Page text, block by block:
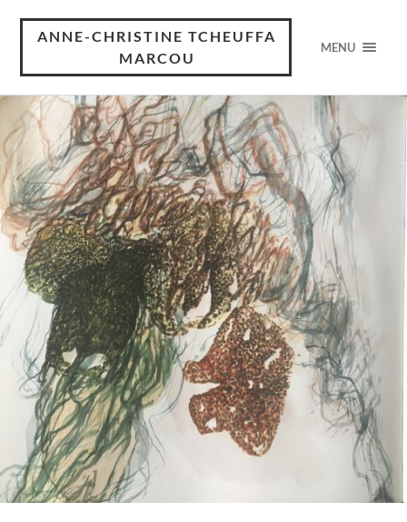
ANNE-CHRISTINE TCHEUFFA
MARCOU
MENU